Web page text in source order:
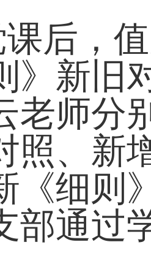
后，
》新旧
老师分
照、新
《细则
部通过